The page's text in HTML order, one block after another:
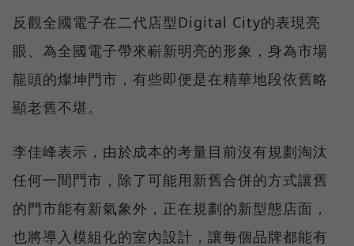
反觀全國電子在二代店型Digital City的表現亮
眼、為全國電子帶來嶄新明亮的形象，身為市場
龍頭的燦坤門市，有些即便是在精華地段依舊略
顯老舊不堪。
李佳峰表示，由於成本的考量目前沒有規劃淘汰
任何一間門市，除了可能用新舊合併的方式讓舊
的門市能有新氣象外，正在規劃的新型態店面，
也將導入模組化的室內設計，讓每個品牌都能有